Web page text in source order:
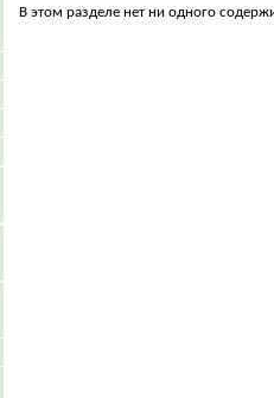
В этом разделе нет ни одного